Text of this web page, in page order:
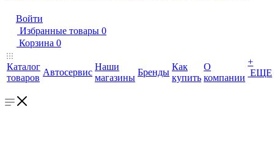
Войти
Избранные товары 0
Корзина 0
Каталог
товаров
Автосервис
Наши
магазины
Бренды
Как
купить
О
компании
+
ЕЩЕ